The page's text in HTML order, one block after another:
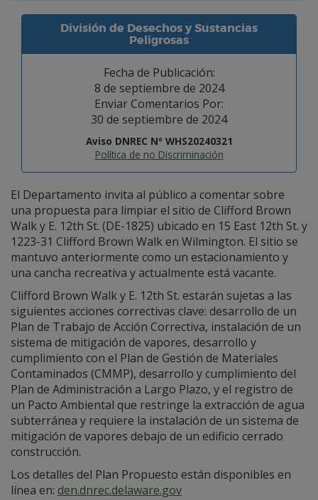
División de Desechos y Sustancias
Peligrosas
Fecha de Publicación:
8 de septiembre de 2024
Enviar Comentarios Por:
30 de septiembre de 2024
Aviso DNREC Nº WHS20240321
Política de no Discriminación
El Departamento invita al público a comentar sobre
una propuesta para limpiar el sitio de Clifford Brown
Walk y E. 12th St. (DE-1825) ubicado en 15 East 12th St. y
1223-31 Clifford Brown Walk en Wilmington. El sitio se
mantuvo anteriormente como un estacionamiento y
una cancha recreativa y actualmente está vacante.
Clifford Brown Walk y E. 12th St. estarán sujetas a las
siguientes acciones correctivas clave: desarrollo de un
Plan de Trabajo de Acción Correctiva, instalación de un
sistema de mitigación de vapores, desarrollo y
cumplimiento con el Plan de Gestión de Materiales
Contaminados (CMMP), desarrollo y cumplimiento del
Plan de Administración a Largo Plazo, y el registro de
un Pacto Ambiental que restringe la extracción de agua
subterránea y requiere la instalación de un sistema de
mitigación de vapores debajo de un edificio cerrado
construcción.
Los detalles del Plan Propuesto están disponibles en
línea en: den.dnrec.delaware.gov